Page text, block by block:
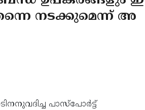
നടക്കുമെന്ന് അ
പാസ്‌പോര്‍ട്ട്